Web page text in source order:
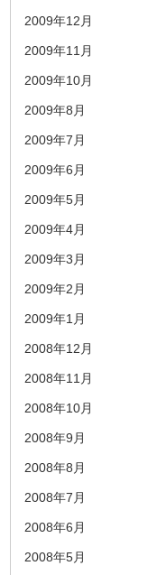
2009年12月
2009年11月
2009年10月
2009年8月
2009年7月
2009年6月
2009年5月
2009年4月
2009年3月
2009年2月
2009年1月
2008年12月
2008年11月
2008年10月
2008年9月
2008年8月
2008年7月
2008年6月
2008年5月